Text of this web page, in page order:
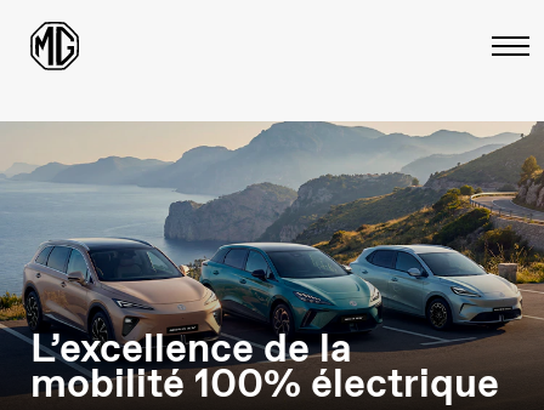
L’excellence de la
mobilité 100% électrique